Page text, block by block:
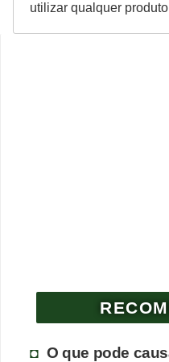
utilizar qualquer
O que pode